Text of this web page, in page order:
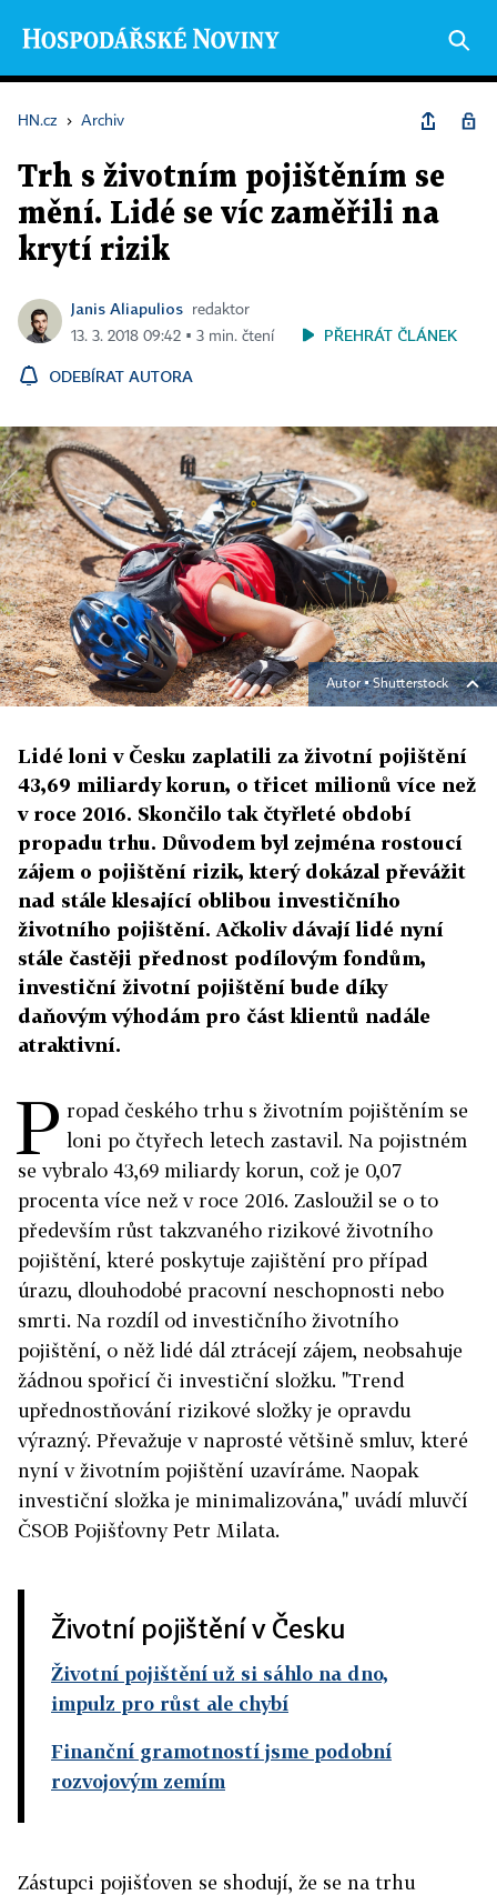
HN.cz › Archiv
Trh s životním pojištěním se
mění. Lidé se víc zaměřili na
krytí rizik
Janis Aliapulios
redaktor
13. 3. 2018 09:42 ▪ 3 min. čtení
PŘEHRÁT ČLÁNEK
ODEBÍRAT AUTORA
Autor ▪Shutterstock
Lidé loni v Česku zaplatili za životní pojištění
43,69 miliardy korun, o třicet milionů více než
v roce 2016. Skončilo tak čtyřleté období
propadu trhu. Důvodem byl zejména rostoucí
zájem o pojištění rizik, který dokázal převážit
nad stále klesající oblibou investičního
životního pojištění. Ačkoliv dávají lidé nyní
stále častěji přednost podílovým fondům,
investiční životní pojištění bude díky
daňovým výhodám pro část klientů nadále
atraktivní.
P ropad českého trhu s životním pojištěním se
loni po čtyřech letech zastavil. Na pojistném
se vybralo 43,69 miliardy korun, což je 0,07
procenta více než v roce 2016. Zasloužil se o to
především růst takzvaného rizikové životního
pojištění, které poskytuje zajištění pro případ
úrazu, dlouhodobé pracovní neschopnosti nebo
smrti. Na rozdíl od investičního životního
pojištění, o něž lidé dál ztrácejí zájem, neobsahuje
žádnou spořicí či investiční složku. "Trend
upřednostňování rizikové složky je opravdu
výrazný. Převažuje v naprosté většině smluv, které
nyní v životním pojištění uzavíráme. Naopak
investiční složka je minimalizována," uvádí mluvčí
ČSOB Pojišťovny Petr Milata.
Životní pojištění v Česku
Životní pojištění už si sáhlo na dno,
impulz pro růst ale chybí
Finanční gramotností jsme podobní
rozvojovým zemím
Zástupci pojišťoven se shodují, že se na trhu